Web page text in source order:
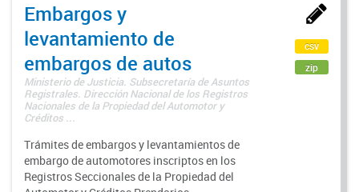
Embargos y
levantamiento de
embargos de autos
Ministerio de Justicia. Subsecretaría de Asuntos
Registrales. Dirección Nacional de los Registros
Nacionales de la Propiedad del Automotor y
Créditos ...
Trámites de embargos y levantamientos de
embargo de automotores inscriptos en los
Registros Seccionales de la Propiedad del
csv
zip